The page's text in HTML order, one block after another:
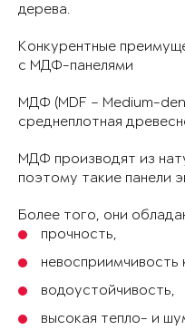
дерева.
Конкурентные
с МДФ-панелями
МДФ (MDF – Medium-
среднеплотная
МДФ производят из
поэтому такие панели
Более того, они
прочность,
невосприимчивость
водоустойчивость,
высокая тепло- и